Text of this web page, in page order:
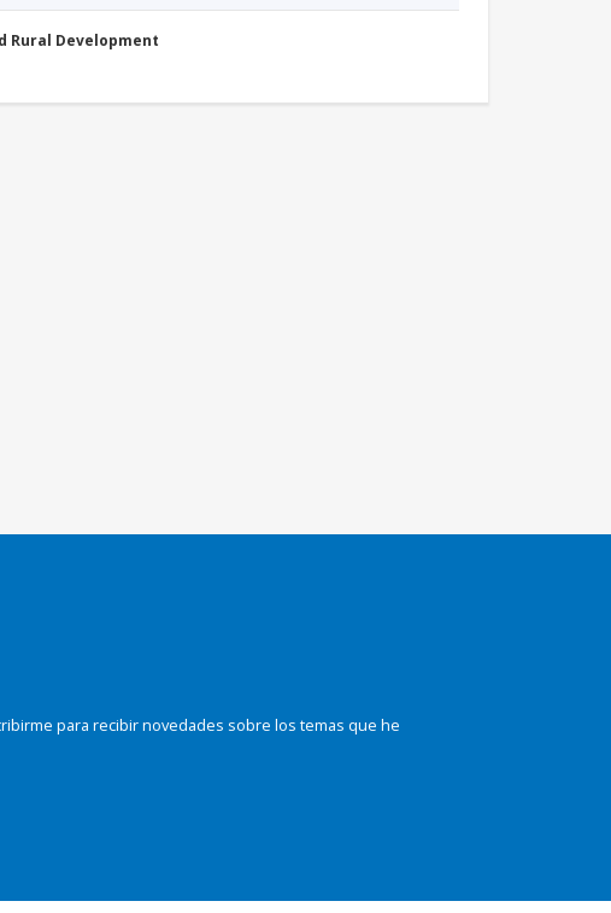
Rural Development
para recibir novedades sobre los temas que he